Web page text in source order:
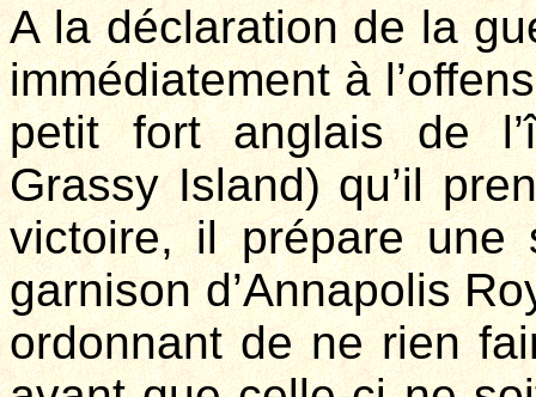
A la déclaration de la
immédiatement à
petit fort anglais de
Grassy Island) qu’il
victoire, il prépare une
garnison d’Annapolis
ordonnant de ne rien